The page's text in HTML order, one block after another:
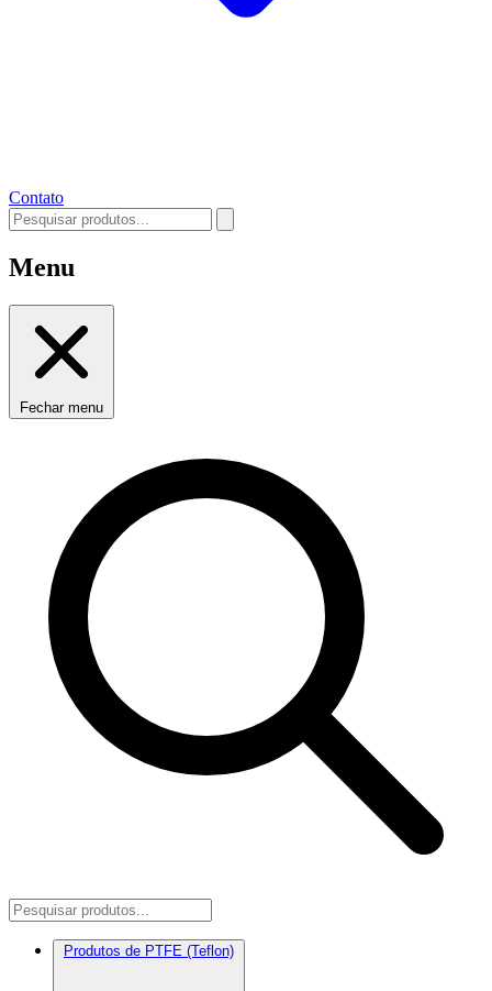
Contato
Menu
Fechar menu
Produtos de PTFE (Teflon)